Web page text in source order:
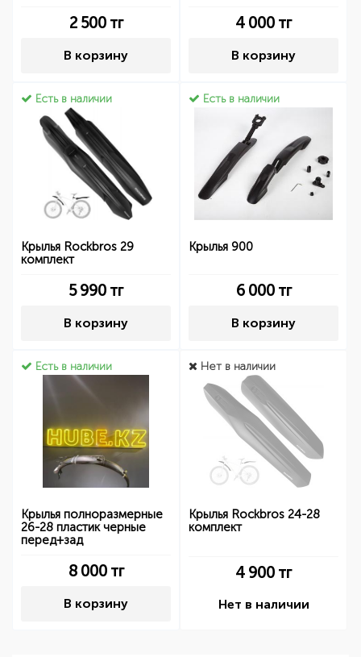
2 500тг
В корзину
4 000 тг
В корзину
Есть в наличии
Крылья Rockbros 29
комплект
5 990 тг
В корзину
Есть в наличии
Крылья 900
6 000тг
В корзину
Есть в наличии
Крылья полноразмерные
26-28 пластик черные
перед+зад
8 000тг
В корзину
Нет в наличии
Крылья Rockbros 24-28
комплект
4 900 тг
Нет в наличии